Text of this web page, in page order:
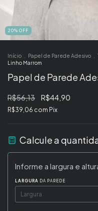
20% OFF
Início Papel de Parede Adesivo
Linho Marrom
Papel de Parede
R$56,13 R$44,90
R$39,06 com Pix
Calcule a
Informe a largura e
LARGURA DA PAREDE